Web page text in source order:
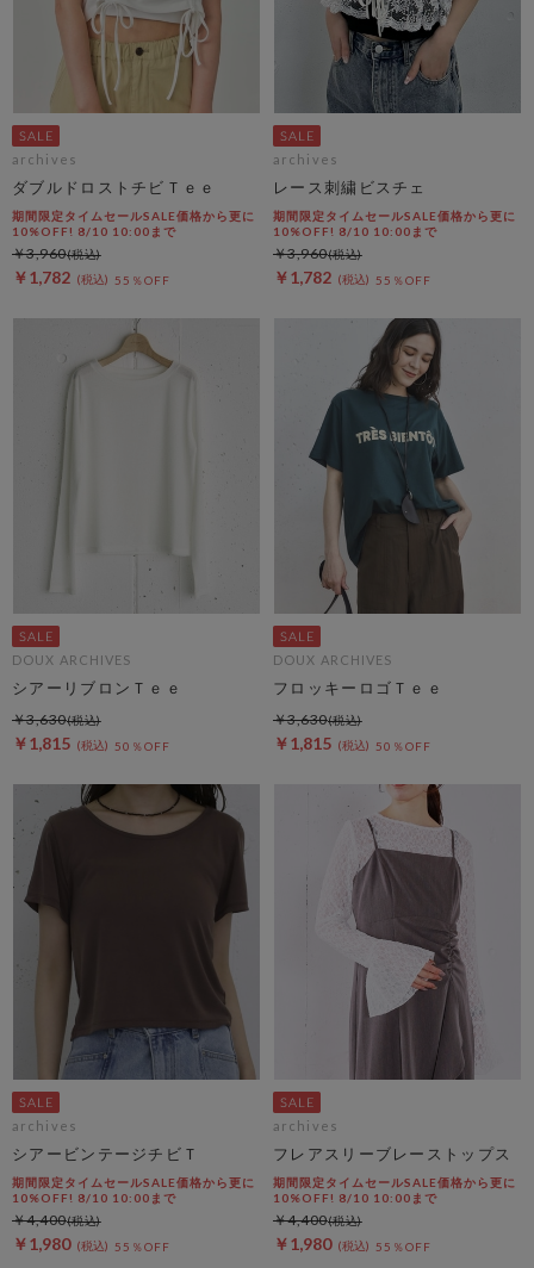
archives
ダブルドロストチビＴｅｅ
期間限定タイムセールSALE価格から更に
10%OFF! 8/10 10:00まで
￥1,782 55％OFF
￥3,960
archives
レース刺繍ビスチェ
期間限定タイムセールSALE価格から更に
10%OFF! 8/10 10:00まで
￥1,782 55％OFF
￥3,960
DOUX ARCHIVES
シアーリブロンＴｅｅ
￥1,815 50％OFF
￥3,630
DOUX ARCHIVES
フロッキーロゴＴｅｅ
￥1,815 50％OFF
￥3,630
archives
シアービンテージチビＴ
期間限定タイムセールSALE価格から更に
10%OFF! 8/10 10:00まで
￥1,980 55％OFF
￥4,400
archives
フレアスリーブレーストップス
期間限定タイムセールSALE価格から更に
10%OFF! 8/10 10:00まで
￥1,980 55％OFF
￥4,400